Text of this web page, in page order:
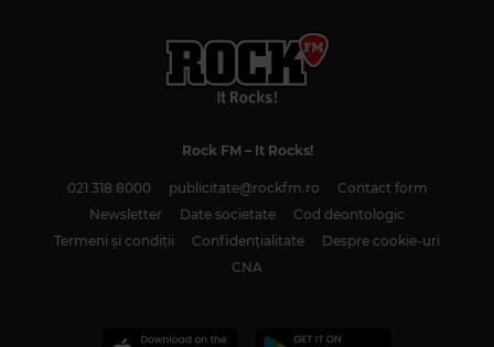
Magic Classic Music
Rock FM– It Rocks!
021 318 8000 publicitate@rockfm.ro
Contact form
Newsletter
Date societate
Cod deontologic
Termeni și condiții
Confidențialitate
Despre cookie-uri
CNA